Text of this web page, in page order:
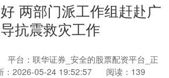
两部门派工作组赶赴广
抗震救灾工作
平台：联华证券_安全的股票配资平台_正
：2026-05-24 19:52:57 阅读：139